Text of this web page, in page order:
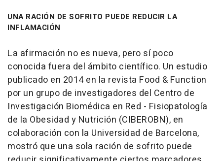
UNA RACIÓN DE SOFRITO PUEDE REDUCIR LA
INFLAMACIÓN
La afirmación no es nueva, pero sí poco
conocida fuera del ámbito científico. Un estudio
publicado en 2014 en la revista Food & Function
por un grupo de investigadores del Centro de
Investigación Biomédica en Red - Fisiopatología
de la Obesidad y Nutrición (CIBEROBN), en
colaboración con la Universidad de Barcelona,
mostró que una sola ración de sofrito puede